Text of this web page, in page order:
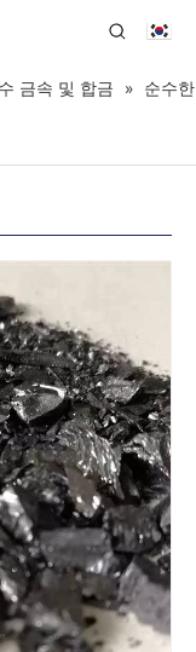
금속 및 합금 » 순수한